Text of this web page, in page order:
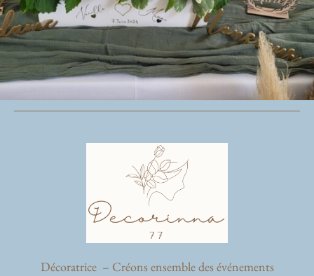
Décoratrice – Créons ensemble des événements